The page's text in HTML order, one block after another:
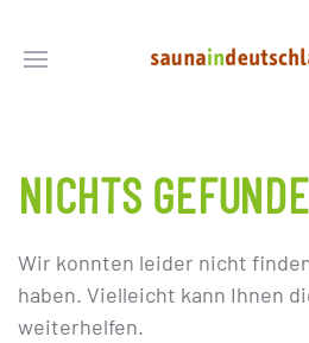
NICHTS
Wir konnten leider nicht
haben. Vielleicht kann Ihnen
weiterhelfen.